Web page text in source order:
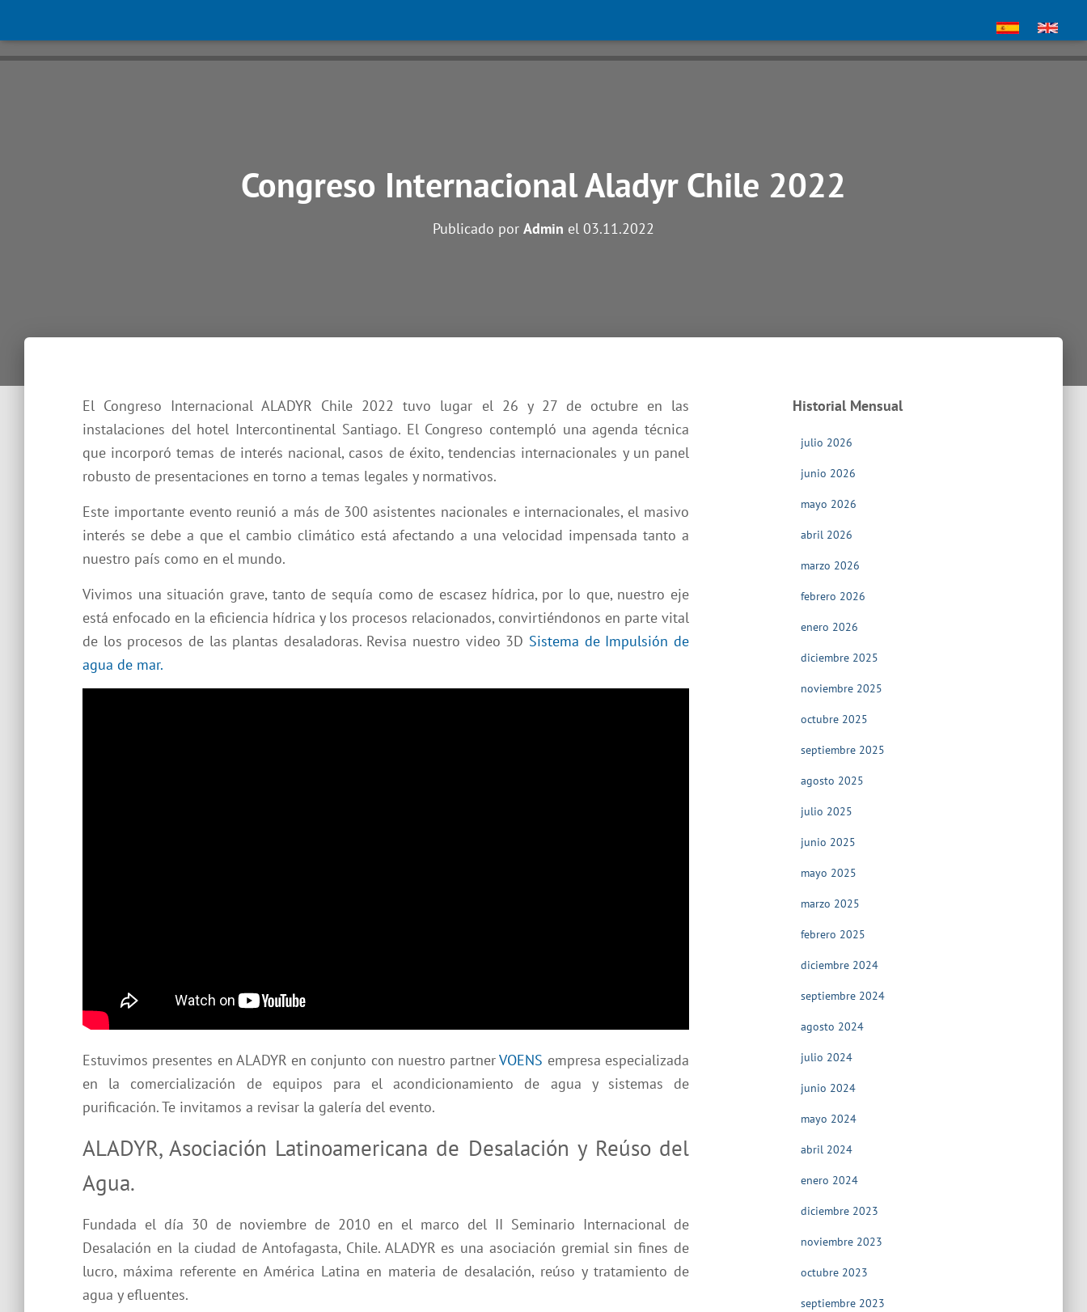
Congreso Internacional Aladyr Chile 2022
Publicado por Admin el 03.11.2022
El Congreso Internacional ALADYR Chile 2022 tuvo lugar el 26 y 27 de octubre en las
instalaciones del hotel Intercontinental Santiago. El Congreso contempló una agenda técnica
que incorporó temas de interés nacional, casos de éxito, tendencias internacionales y un panel
robusto de presentaciones en torno a temas legales y normativos.
Este importante evento reunió a más de 300 asistentes nacionales e internacionales, el masivo
interés se debe a que el cambio climático está afectando a una velocidad impensada tanto a
nuestro país como en el mundo.
Vivimos una situación grave, tanto de sequía como de escasez hídrica, por lo que, nuestro eje
está enfocado en la eficiencia hídrica y los procesos relacionados, convirtiéndonos en parte vital
de los procesos de las plantas desaladoras. Revisa nuestro video 3D Sistema de Impulsión de
agua de mar.
Estuvimos presentes en ALADYR en conjunto con nuestro partnerVOENS empresa especializada
en la comercialización de equipos para el acondicionamiento de agua y sistemas de
purificación. Te invitamos a revisar la galería del evento.
ALADYR, Asociación Latinoamericana de Desalación y Reúso del
Agua.
Fundada el día 30 de noviembre de 2010 en el marco del II Seminario Internacional de
Desalación en la ciudad de Antofagasta, Chile. ALADYR es una asociación gremial sin fines de
lucro, máxima referente en América Latina en materia de desalación, reúso y tratamiento de
agua y efluentes.
Historial Mensual
julio 2026
junio 2026
mayo 2026
abril 2026
marzo 2026
febrero 2026
enero 2026
diciembre 2025
noviembre 2025
octubre 2025
septiembre 2025
agosto 2025
julio 2025
junio 2025
mayo 2025
marzo 2025
febrero 2025
diciembre 2024
septiembre 2024
agosto 2024
julio 2024
junio 2024
mayo 2024
abril 2024
enero 2024
diciembre 2023
noviembre 2023
octubre 2023
septiembre 2023